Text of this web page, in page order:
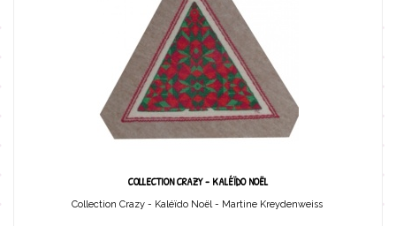
COLLECTION CRAZY - KALÉÏDO NOËL
Collection Crazy - Kaléïdo Noël - Martine Kreydenweiss